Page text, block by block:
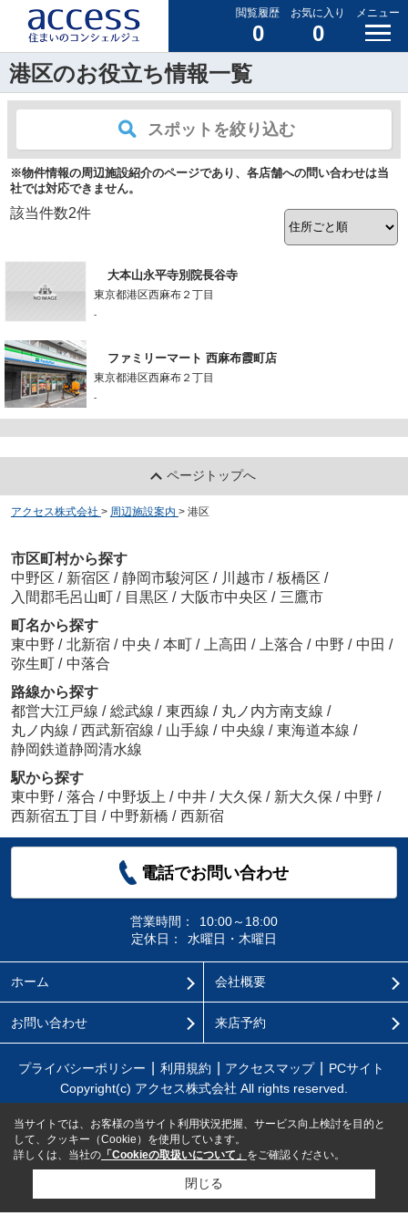
閲覧履歴
0
お気に入り
0
メニュー
港区のお役立ち情報一覧
スポットを絞り込む
※物件情報の周辺施設紹介のページであり、各店舗への問い合わせは当
社では対応できません。
該当件数2件
大本山永平寺別院長谷寺
東京都港区西麻布２丁目
-
ファミリーマート 西麻布霞町店
東京都港区西麻布２丁目
-
ページトップへ
アクセス株式会社 > 周辺施設案内 > 港区
市区町村から探す
中野区 / 新宿区 / 静岡市駿河区 / 川越市 / 板橋区 /
入間郡毛呂山町 / 目黒区 / 大阪市中央区 / 三鷹市
町名から探す
東中野 / 北新宿 / 中央 / 本町 / 上高田 / 上落合 / 中野 / 中田 /
弥生町 / 中落合
路線から探す
都営大江戸線 / 総武線 / 東西線 / 丸ノ内方南支線 /
丸ノ内線 / 西武新宿線 / 山手線 / 中央線 / 東海道本線 /
静岡鉄道静岡清水線
駅から探す
東中野 / 落合 / 中野坂上 / 中井 / 大久保 / 新大久保 / 中野 /
西新宿五丁目 / 中野新橋 / 西新宿
電話でお問い合わせ
営業時間：
10:00～18:00
定休日：
水曜日・木曜日
ホーム 会社概要
お問い合わせ 来店予約
プライバシーポリシー 利用規約 アクセスマップ
PCサイト
Copyright(c) アクセス株式会社 All rights reserved.
当サイトでは、お客様の当サイト利用状況把握、サービス向上検討を目的と
して、クッキー（Cookie）を使用しています。
詳しくは、当社の 「Cookieの取扱いについて」 をご確認ください。
閉じる